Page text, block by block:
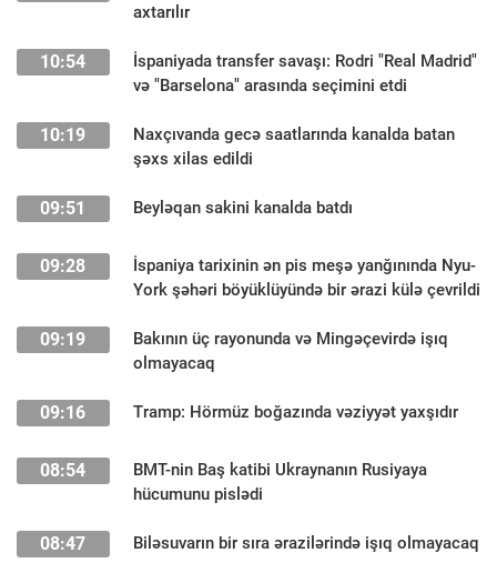
axtarılır
10:54
İspaniyada transfer savaşı: Rodri "Real Madrid"
və "Barselona" arasında seçimini etdi
10:19
Naxçıvanda gecə saatlarında kanalda batan
şəxs xilas edildi
09:51 Beyləqan sakini kanalda batdı
09:28
İspaniya tarixinin ən pis meşə yanğınında Nyu-
York şəhəri böyüklüyündə bir ərazi külə çevrildi
09:19
Bakının üç rayonunda və Mingəçevirdə işıq
olmayacaq
09:16 Tramp: Hörmüz boğazında vəziyyət yaxşıdır
08:54
BMT-nin Baş katibi Ukraynanın Rusiyaya
hücumunu pislədi
08:47 Biləsuvarın bir sıra ərazilərində işıq olmayacaq